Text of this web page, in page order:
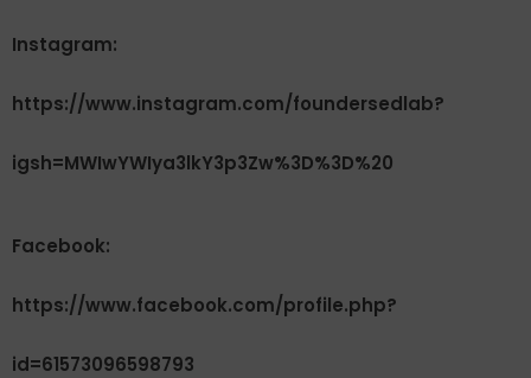
Instagram:
https://www.instagram.com/foundersedlab?
igsh=MWIwYWIya3lkY3p3Zw%3D%3D%20
Facebook:
https://www.facebook.com/profile.php?
id=61573096598793